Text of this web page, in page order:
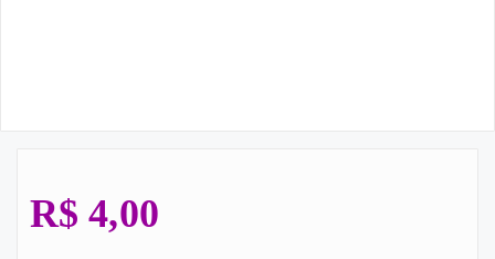
R$ 4,00